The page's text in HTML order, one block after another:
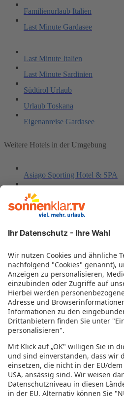
Familienurlaub Italien
Last Minute Gardasee
Last Minute Italien
Last Minute Sardinien
Südtirol Urlaub
Urlaub Toskana
Eigenanreise Gardasee
Weitere Hotels in der Umgebung
Asiago Sporting Hotel & SPA
Al Piave
Due Torri Hotel
Ca' Pagan
Hotel Mary
Giardinetto Hotel
Aqua
Camping Village Cavallino / 4
Universal Terme
Best Western Plus Net Tower
G Boutique Hotel